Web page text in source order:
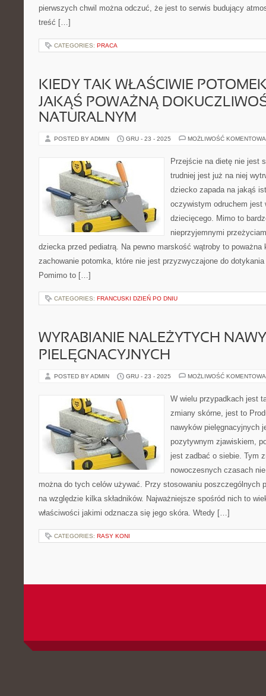
pierwszych chwil można odczuć, że jest to serwis budujący
treść […]
CATEGORIES: PRACA
KIEDY TAK WŁAŚCIWIE
JAKĄŚ POWAŻNĄ
NATURALNYM
POSTED BY ADMIN GRU - 23 - 2025 MOŻLIWOŚĆ
Przejście na dietę nie jest
trudniej jest już na niej
dziecko zapada na jakąś
oczywistym odruchem jest
dziecięcego. Mimo to
nieprzyjemnymi
dziecka przed pediatrą. Na pewno marskość wątroby to poważna
zachowanie potomka, które nie jest przyzwyczajone do
Pomimo to […]
CATEGORIES: FRANCUSKI DZIEŃ PO DNIU
WYRABIANIE NALEŻYTYCH
PIELĘGNACYJNYCH
POSTED BY ADMIN GRU - 23 - 2025 MOŻLIWOŚĆ
W wielu przypadkach jest
zmiany skórne, jest to
nawyków pielęgnacyjnych
pozytywnym zjawiskiem,
jest zadbać o siebie. Tym
nowoczesnych czasach
można do tych celów używać. Przy stosowaniu poszczególnych
na względzie kilka składników. Najważniejsze spośród nich to
właściwości jakimi odznacza się jego skóra. Wtedy […]
CATEGORIES: RASY KONI